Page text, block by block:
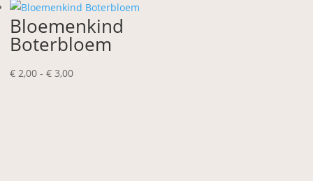
€ 3,00
Bloemenkind
Boterbloem
€ 2,00 - € 3,00Prijsklasse: